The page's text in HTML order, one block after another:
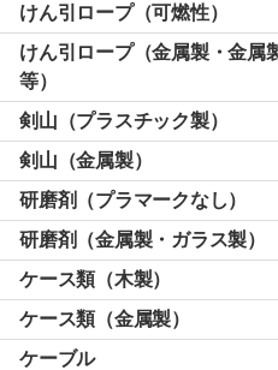
けん引ロープ（可燃性）
けん引ロープ（金属製・金属
等）
剣山（プラスチック製）
剣山（金属製）
研磨剤（プラマークなし）
研磨剤（金属製・ガラス製）
ケース類（木製）
ケース類（金属製）
ケーブル